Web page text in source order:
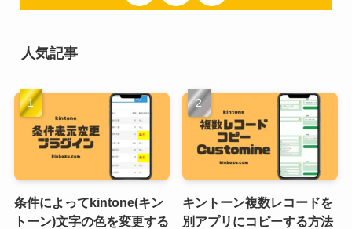
人気記事
条件によってkintone(キン
トーン)文字の色を変更する
キントーン複数レコードを
別アプリにコピーする方法